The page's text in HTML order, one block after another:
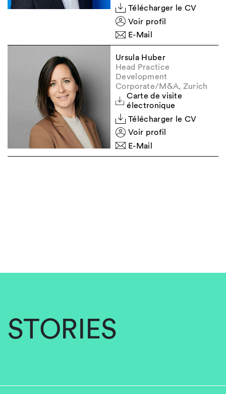
Télécharger le CV
Voir profil
E-Mail
Ursula Huber
Head Practice
Development
Corporate/M&A, Zurich
Carte de visite
électronique
Télécharger le CV
Voir profil
E-Mail
STORIES